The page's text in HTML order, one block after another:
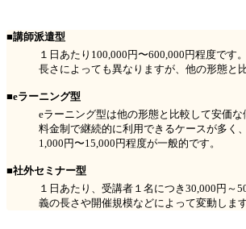
■講師派遣型
１日あたり100,000円〜600,000円程度です
長さによっても異なりますが、他の形態と
■eラーニング型
eラーニング型は他の形態と比較して安価
料金制で継続的に利用できるケースが多く
1,000円〜15,000円程度が一般的です。
■社外セミナー型
１日あたり、受講者１名につき30,000円～
義の長さや開催規模などによって変動します